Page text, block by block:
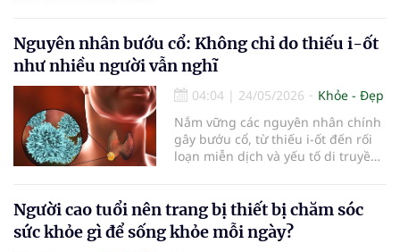
Đáng lo ngại hơn, các sản phẩm
nicotine thế hệ mới từng bước len
lỏi và tác động tiêu cực
Nguyên nhân bướu cổ: Không chỉ do thiếu i-ốt
như nhiều người vẫn nghĩ
04:04 | 24/05/2026
Khỏe - Đẹp
Nắm vững các nguyên nhân chính
gây bướu cổ, từ thiếu i-ốt đến rối
loạn miễn dịch và yếu tố di truyền,
Người cao tuổi nên trang bị thiết bị chăm sóc
sức khỏe gì để sống khỏe mỗi ngày?